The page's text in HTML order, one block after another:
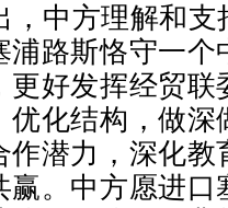
，中方理解和
浦路斯恪守一
更好发挥经贸
优化结构，做
作潜力，深化
赢。中方愿进